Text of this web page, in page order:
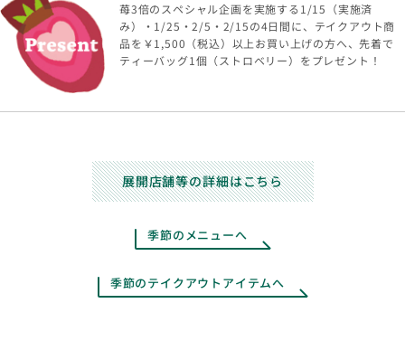
苺3倍のスペシャル企画を実施する1/15（実施済
み）・1/25・2/5・2/15の4日間に、テイクアウト商
品を￥1,500（税込）以上お買い上げの方へ、先着で
ティーバッグ1個（ストロベリー）をプレゼント！
展開店舗等の詳細はこちら
季節のメニューへ
季節のテイクアウトアイテムへ